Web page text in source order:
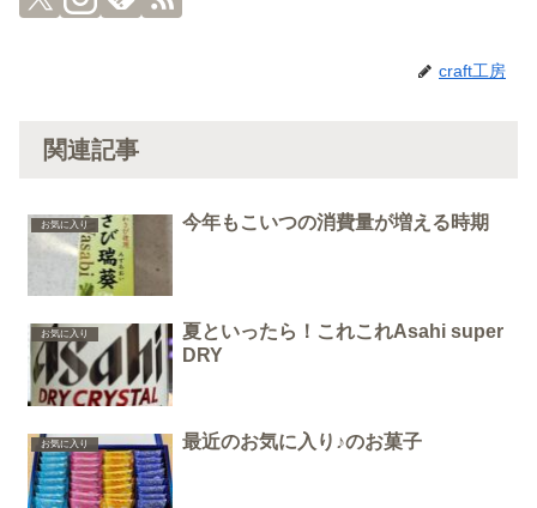
craft工房
関連記事
お気に入り 今年もこいつの消費量が増える時期
お気に入り
夏といったら！これこれAsahi super
DRY
お気に入り 最近のお気に入り♪のお菓子